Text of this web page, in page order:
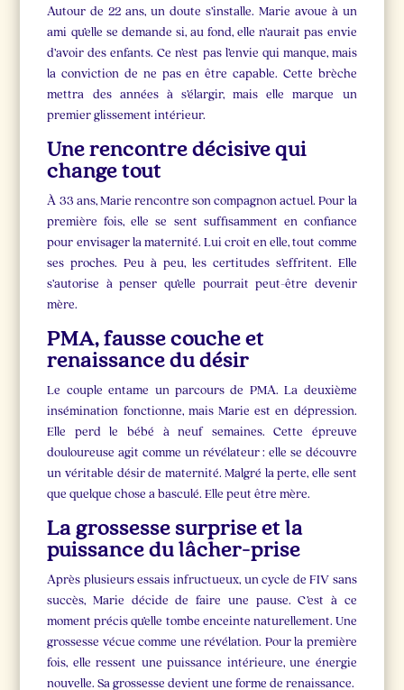
Autour de 22 ans, un doute s’installe. Marie avoue à un
ami qu’elle se demande si, au fond, elle n’aurait pas envie
d’avoir des enfants. Ce n’est pas l’envie qui manque, mais
la conviction de ne pas en être capable. Cette brèche
mettra des années à s’élargir, mais elle marque un
premier glissement intérieur.
Une rencontre décisive qui
change tout
À 33 ans, Marie rencontre son compagnon actuel. Pour la
première fois, elle se sent suffisamment en confiance
pour envisager la maternité. Lui croit en elle, tout comme
ses proches. Peu à peu, les certitudes s’effritent. Elle
s’autorise à penser qu’elle pourrait peut-être devenir
mère.
PMA, fausse couche et
renaissance du désir
Le couple entame un parcours de PMA. La deuxième
insémination fonctionne, mais Marie est en dépression.
Elle perd le bébé à neuf semaines. Cette épreuve
douloureuse agit comme un révélateur : elle se découvre
un véritable désir de maternité. Malgré la perte, elle sent
que quelque chose a basculé. Elle peut être mère.
La grossesse surprise et la
puissance du lâcher-prise
Après plusieurs essais infructueux, un cycle de FIV sans
succès, Marie décide de faire une pause. C’est à ce
moment précis qu’elle tombe enceinte naturellement. Une
grossesse vécue comme une révélation. Pour la première
fois, elle ressent une puissance intérieure, une énergie
nouvelle. Sa grossesse devient une forme de renaissance.